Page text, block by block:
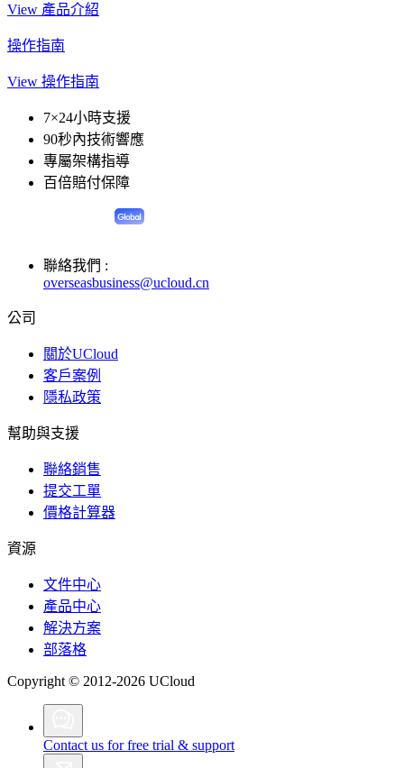
View 產品介紹
操作指南
View 操作指南
7×24小時支援
90秒內技術響應
專屬架構指導
百倍賠付保障
聯絡我們 :
overseasbusiness@ucloud.cn
公司
關於UCloud
客戶案例
隱私政策
幫助與支援
聯絡銷售
提交工單
價格計算器
資源
文件中心
產品中心
解決方案
部落格
Copyright © 2012-2026 UCloud
Contact us for free trial & support